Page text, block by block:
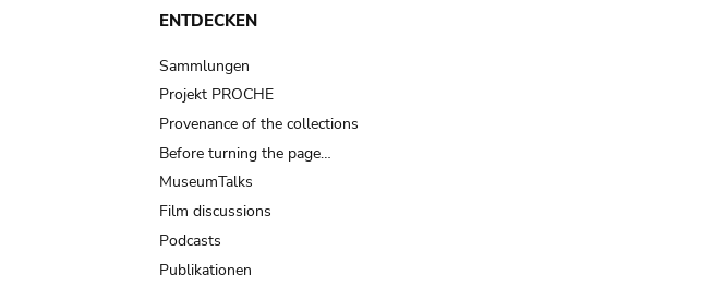
ENTDECKEN
Sammlungen
Projekt PROCHE
Provenance of the collections
Before turning the page…
MuseumTalks
Film discussions
Podcasts
Publikationen